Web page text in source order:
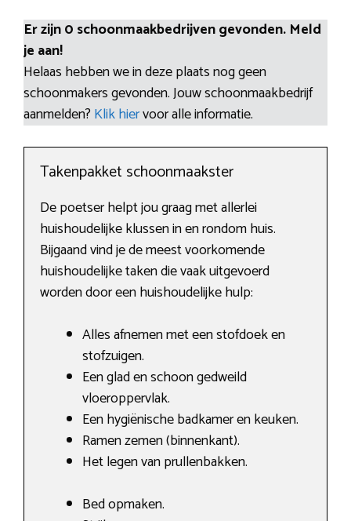
Er zijn 0 schoonmaakbedrijven gevonden. Meld
je aan!
Helaas hebben we in deze plaats nog geen
schoonmakers gevonden. Jouw schoonmaakbedrijf
aanmelden? Klik hiervoor alle informatie.
Takenpakket schoonmaakster
De poetser helpt jou graag met allerlei
huishoudelijke klussen in en rondom huis.
Bijgaand vind je de meest voorkomende
huishoudelijke taken die vaak uitgevoerd
worden door een huishoudelijke hulp:
Alles afnemen met een stofdoek en
stofzuigen.
Een glad en schoon gedweild
vloeroppervlak.
Een hygiënische badkamer en keuken.
Ramen zemen (binnenkant).
Het legen van prullenbakken.
Bed opmaken.